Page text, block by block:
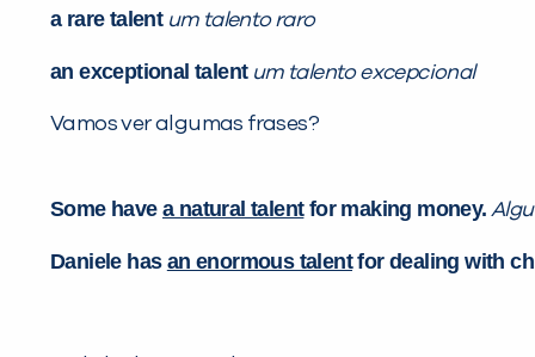
a rare talent um talento raro
an exceptional talent um talento excepcional
Vamos ver algumas frases?
Some havea natural talentfor making money.
Daniele has an enormous talentfor dealing with